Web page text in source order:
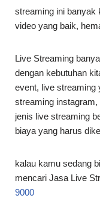
streaming ini banyak
video yang baik,
Live Streaming
dengan kebutuhan
event, live streaming
streaming
jenis live streaming
biaya yang harus
kalau kamu sedang
mencari Jasa Live
9000